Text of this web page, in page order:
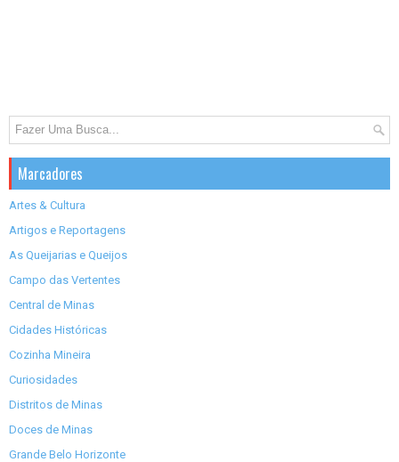
Marcadores
Artes & Cultura
Artigos e Reportagens
As Queijarias e Queijos
Campo das Vertentes
Central de Minas
Cidades Históricas
Cozinha Mineira
Curiosidades
Distritos de Minas
Doces de Minas
Grande Belo Horizonte